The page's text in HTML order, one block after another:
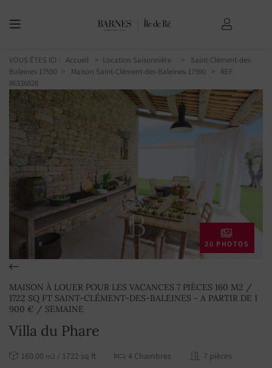
VOUS ÊTES ICI : Accueil Location Saisonnière
Saint-Clément-des-
Baleines-17590
Maison Saint-Clément-des-Baleines-17590 > REF.
86336828
20 PHOTOS
MAISON À LOUER POUR LES VACANCES 7 PIÈCES 160 M2 /
1722 SQ FT SAINT-CLÉMENT-DES-BALEINES - A PARTIR DE 1
900 € / SEMAINE
Villa du Phare
160.00 m2 / 1722 sq ft 4 Chambres
7 pièces